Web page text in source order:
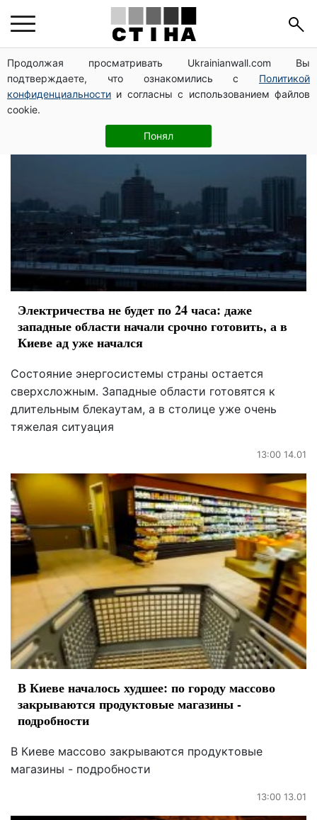
Продолжая просматривать Ukrainianwall.com Вы
подтверждаете, что ознакомились с Политикой
конфиденциальности и согласны с использованием файлов
cookie.
Понял
Киев
Электричества не будет по 24 часа: даже
западные области начали срочно готовить, а в
Киеве ад уже начался
Состояние энергосистемы страны остается
сверхсложным. Западные области готовятся к
длительным блекаутам, а в столице уже очень
тяжелая ситуация
13:00 14.01
В Киеве началось худшее: по городу массово
закрываются продуктовые магазины -
подробности
В Киеве массово закрываются продуктовые
магазины - подробности
13:00 13.01